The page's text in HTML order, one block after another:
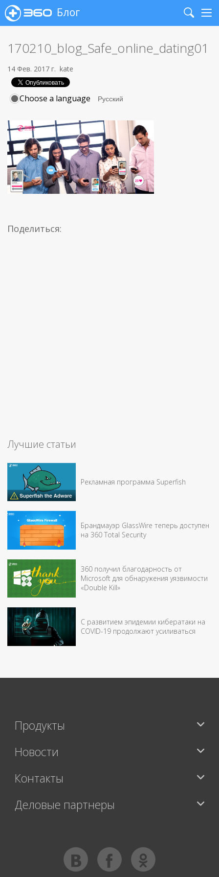
Блог
Search
170210_blog_Safe_online_dating01
14 Фев. 2017 г. kate
Choose a language
Поделиться:
Лучшие статьи
Рекламная программа Superfish
Брандмауэр GlassWire теперь доступен
на 360 Total Security
360 получил благодарность от
Microsoft для обнаружения уязвимости
«Double Kill»
С развитием эпидемии кибератаки на
COVID-19 продолжают усиливаться
Продукты
Новости
Контакты
Деловые партнеры